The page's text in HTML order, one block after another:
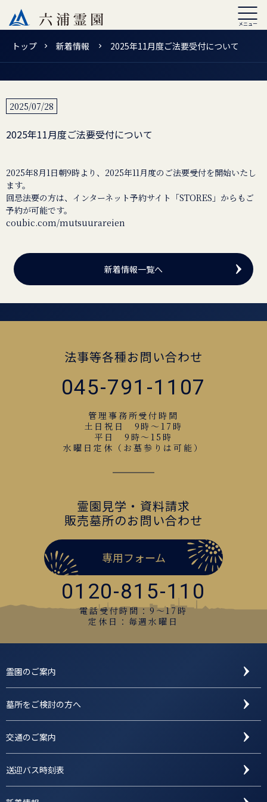
トップ 新着情報 2025年11月度ご法要受付について
2025/07/28
2025年11月度ご法要受付について
2025年8月1日朝9時より、2025年11月度のご法要受付を開始いたし
ます。
回忌法要の方は、インターネット予約サイト「STORES」からもご
coubic.com/mutsuurareien
新着情報一覧へ
法事等各種お問い合わせ
045-791-1107
管理事務所受付時間
土日祝日 9時～17時
平日 9時～15時
水曜日定休（お墓参りは可能）
霊園見学・資料請求
販売墓所のお問い合わせ
専用フォーム
0120-815-110
電話受付時間：9〜17時
定休日：毎週水曜日
霊園のご案内
墓所をご検討の方へ
交通のご案内
送迎バス時刻表